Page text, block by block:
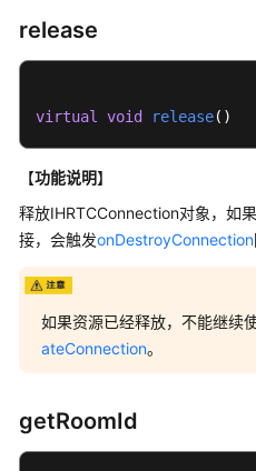
服
务
告
品
介
绍
快
入
门
用
户
指
release
virtual void release()
【功能说明】
释放IHRTCConnection对象，如
接，会触发onDestroyConnection
如果资源已经释放，不能继续
ateConnection。
getRoomId